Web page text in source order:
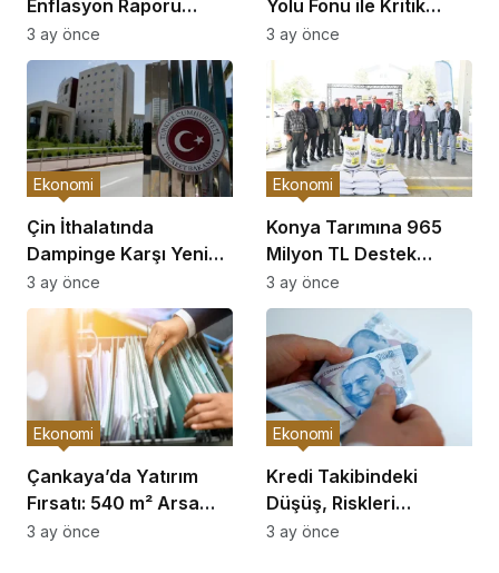
Enflasyon Raporu
Açıklaması
3 ay önce
Yolu Fonu ile Kritik
Görüşme
3 ay önce
Çin İthalatında
Dampinge Karşı Yeni
Önlemler!
Ekonomi
3 ay önce
Konya Tarımına 965
Milyon TL Destek
Açıklaması
Ekonomi
3 ay önce
Çankaya’da Yatırım
Fırsatı: 540 m² Arsa
Satışı
Ekonomi
3 ay önce
Kredi Takibindeki
Düşüş, Riskleri
Artırıyor!
Ekonomi
3 ay önce